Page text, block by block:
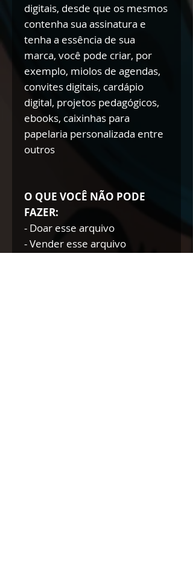
digitais, desde que os mesmos
contenha sua assinatura e
tenha a essência de sua
marca, você pode criar, por
exemplo, miolos de agendas,
convites digitais, cardápio
digital, projetos pedagógicos,
ebooks, caixinhas para
papelaria personalizada entre
outros
O QUE VOCÊ NÃO PODE
FAZER:
- Doar esse arquivo
- Vender esse arquivo